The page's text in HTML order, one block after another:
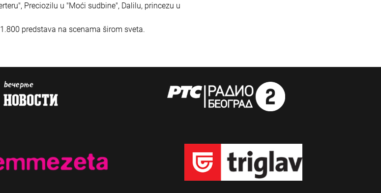
Preciozilu u "Moći sudbine", Dalilu, princezu u
predstava na scenama širom sveta.